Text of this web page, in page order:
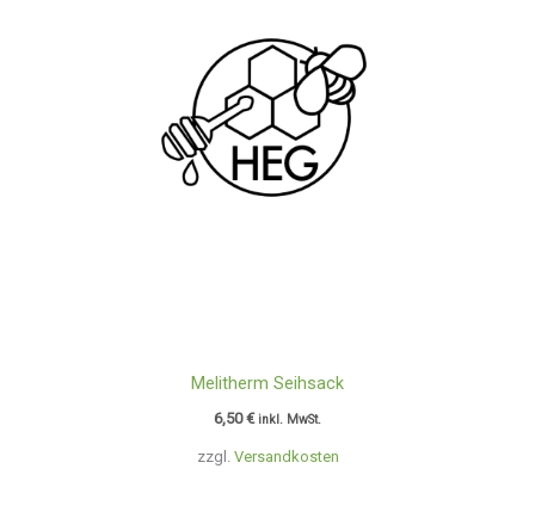
zzgl. Versandkosten
Melitherm Seihsack
6,50€ inkl. MwSt.